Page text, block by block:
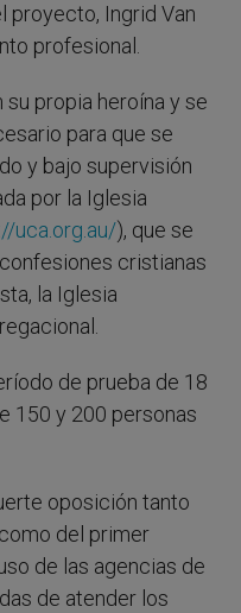
proyecto, Ingrid Van
profesional.
su propia heroína y se
para que se
y bajo supervisión
por la Iglesia
uca.org.au/), que se
cristianas
la Iglesia
de prueba de 18
150 y 200 personas
oposición tanto
del primer
de las agencias de
de atender los